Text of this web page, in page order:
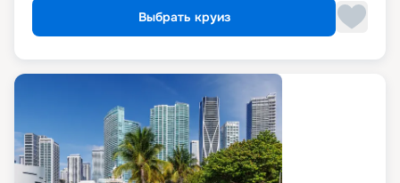
Выбрать круиз